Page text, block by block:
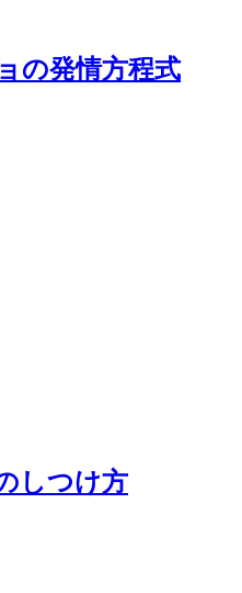
の発情方程式
しつけ方